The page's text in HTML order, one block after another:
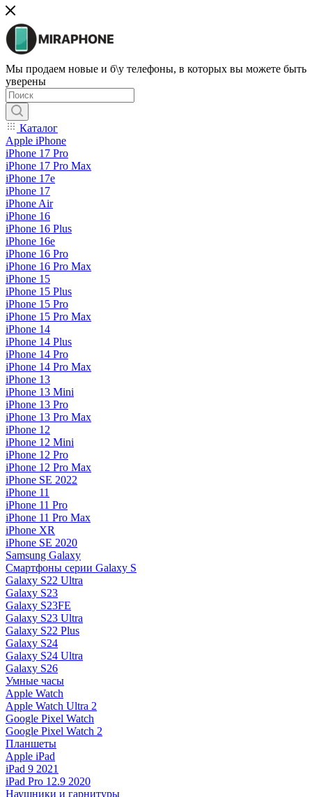
Мы продаем новые и б\у телефоны, в которых вы можете быть
уверены
Каталог
Apple iPhone
iPhone 17 Pro
iPhone 17 Pro Max
iPhone 17e
iPhone 17
iPhone Air
iPhone 16
iPhone 16 Plus
iPhone 16e
iPhone 16 Pro
iPhone 16 Pro Max
iPhone 15
iPhone 15 Plus
iPhone 15 Pro
iPhone 15 Pro Max
iPhone 14
iPhone 14 Plus
iPhone 14 Pro
iPhone 14 Pro Max
iPhone 13
iPhone 13 Mini
iPhone 13 Pro
iPhone 13 Pro Max
iPhone 12
iPhone 12 Mini
iPhone 12 Pro
iPhone 12 Pro Max
iPhone SE 2022
iPhone 11
iPhone 11 Pro
iPhone 11 Pro Max
iPhone XR
iPhone SE 2020
Samsung Galaxy
Смартфоны серии Galaxy S
Galaxy S22 Ultra
Galaxy S23
Galaxy S23FE
Galaxy S23 Ultra
Galaxy S22 Plus
Galaxy S24
Galaxy S24 Ultra
Galaxy S26
Умные часы
Apple Watch
Apple Watch Ultra 2
Google Pixel Watch
Google Pixel Watch 2
Планшеты
Apple iPad
iPad 9 2021
iPad Pro 12.9 2020
Наушники и гарнитуры